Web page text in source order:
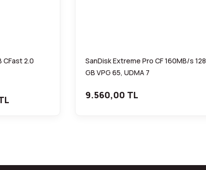
CFast 2.0
SanDisk Extreme Pro CF 160MB/s 128
GB VPG 65, UDMA 7
9.560,00 TL